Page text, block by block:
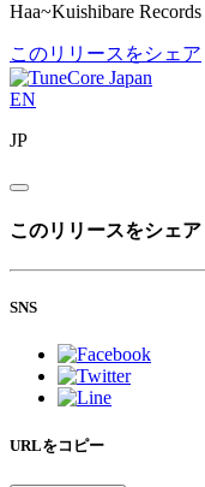
Haa~Kuishibare Records
このリリースをシェア
EN
JP
このリリースをシェア
SNS
URLをコピー